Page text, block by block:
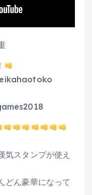
気スタンプが使え
どん豪華になって